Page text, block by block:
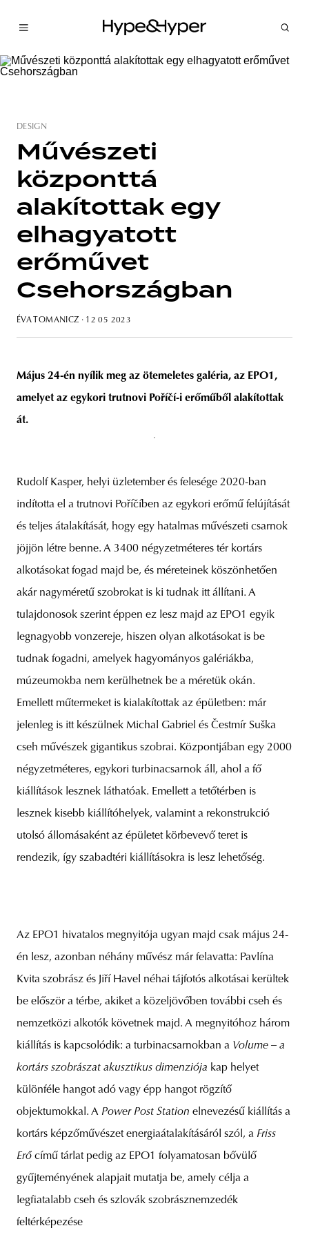
budapest poland branding
DESIGN
Művészeti
központtá
alakítottak egy
elhagyatott
erőművet
Csehországban
ÉVA TOMANICZ · 12 05 2023
Május 24-én nyílik meg az ötemeletes galéria, az EPO1,
amelyet az egykori trutnovi Poříčí-i erőműből alakítottak
át.
Rudolf Kasper, helyi üzletember és felesége 2020-ban
indította el a trutnovi Poříčíben az egykori erőmű felújítását
és teljes átalakítását, hogy egy hatalmas művészeti csarnok
jöjjön létre benne. A 3400 négyzetméteres tér kortárs
alkotásokat fogad majd be, és méreteinek köszönhetően
akár nagyméretű szobrokat is ki tudnak itt állítani. A
tulajdonosok szerint éppen ez lesz majd az EPO1 egyik
legnagyobb vonzereje, hiszen olyan alkotásokat is be
tudnak fogadni, amelyek hagyományos galériákba,
múzeumokba nem kerülhetnek be a méretük okán.
Emellett műtermeket is kialakítottak az épületben: már
jelenleg is itt készülnek Michal Gabriel és Čestmír Suška
cseh művészek gigantikus szobrai. Központjában egy 2000
négyzetméteres, egykori turbinacsarnok áll, ahol a fő
kiállítások lesznek láthatóak. Emellett a tetőtérben is
lesznek kisebb kiállítóhelyek, valamint a rekonstrukció
utolsó állomásaként az épületet körbevevő teret is
rendezik, így szabadtéri kiállításokra is lesz lehetőség.
Az EPO1 hivatalos megnyitója ugyan majd csak május 24-
én lesz, azonban néhány művész már felavatta: Pavlína
Kvita szobrász és Jiří Havel néhai tájfotós alkotásai kerültek
be először a térbe, akiket a közeljövőben további cseh és
nemzetközi alkotók követnek majd. A megnyitóhoz három
kiállítás is kapcsolódik: a turbinacsarnokban a Volume – a
kortárs szobrászat akusztikus dimenziója kap helyet
különféle hangot adó vagy épp hangot rögzítő
objektumokkal. A Power Post Station elnevezésű kiállítás a
kortárs képzőművészet energiaátalakításáról szól, a Friss
Erő című tárlat pedig az EPO1 folyamatosan bővülő
gyűjteményének alapjait mutatja be, amely célja a
legfiatalabb cseh és szlovák szobrásznemzedék
feltérképezése